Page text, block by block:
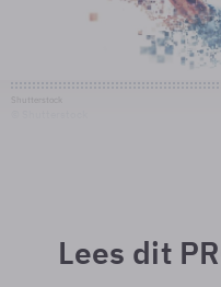
Lees dit